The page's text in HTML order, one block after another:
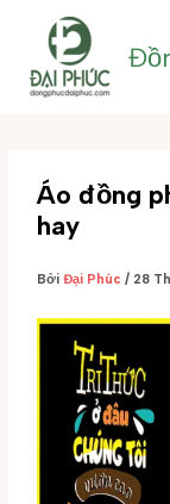
dung
Áo đồng
hay
BởiĐại Phúc/ 28